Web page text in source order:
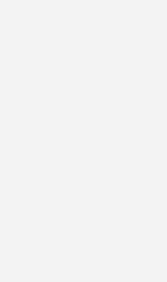
und der neue
des
e. V.
stellvertretenden
Honer ist
führenden
und Anlagen.
Position über 6